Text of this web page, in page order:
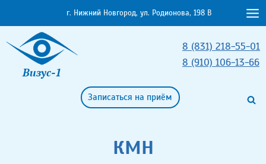
к
содержимому
г. Нижний Новгород, ул. Родионова, 198 В
Визус-1
8 (831) 218-55-01
8 (910) 106-13-66
Записаться на приём
КМН